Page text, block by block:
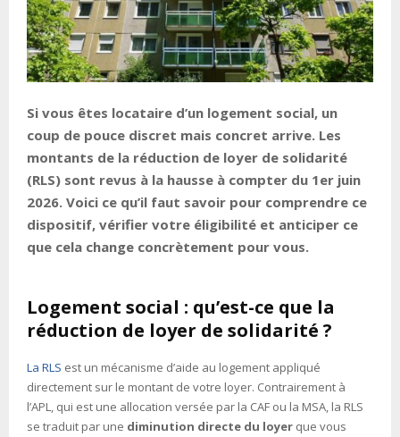
Si vous êtes locataire d’un logement social, un
coup de pouce discret mais concret arrive. Les
montants de la réduction de loyer de solidarité
(RLS) sont revus à la hausse à compter du 1er juin
2026. Voici ce qu’il faut savoir pour comprendre ce
dispositif, vérifier votre éligibilité et anticiper ce
que cela change concrètement pour vous.
Logement social : qu’est-ce que la
réduction de loyer de solidarité ?
La RLS est un mécanisme d’aide au logement appliqué
directement sur le montant de votre loyer. Contrairement à
l’APL, qui est une allocation versée par la CAF ou la MSA, la RLS
se traduit par une diminution directe du loyer que vous